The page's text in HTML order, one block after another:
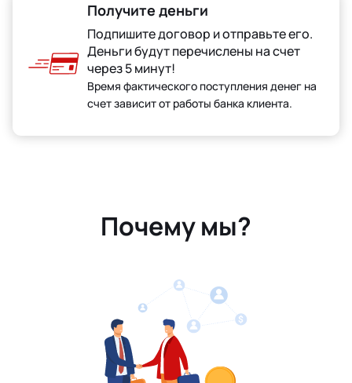
Получите деньги
Подпишите договор и отправьте его.
Деньги будут перечислены на счет
через 5 минут!
Время фактического поступления денег на
счет зависит от работы банка клиента.
Почему мы?